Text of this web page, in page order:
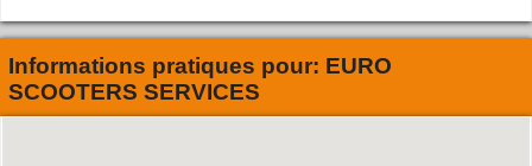
Informations pratiques pour: EURO
SCOOTERS SERVICES